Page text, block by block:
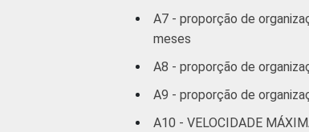
A7 - proporção de
meses
A8 - proporção de
A9 - proporção de
A10 - VELOCIDADE